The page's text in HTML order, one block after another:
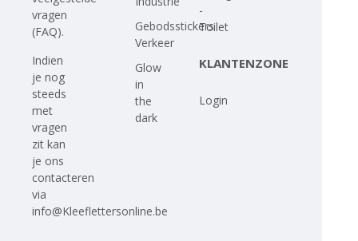
vragen
(FAQ).
Indien
je nog
steeds
met
vragen
zit kan
je ons
contacteren
via
info@Kleeflettersonline.be
Gebodsstickers
Verkeer
Glow
in
the
dark
-
Toilet
KLANTENZONE
Login